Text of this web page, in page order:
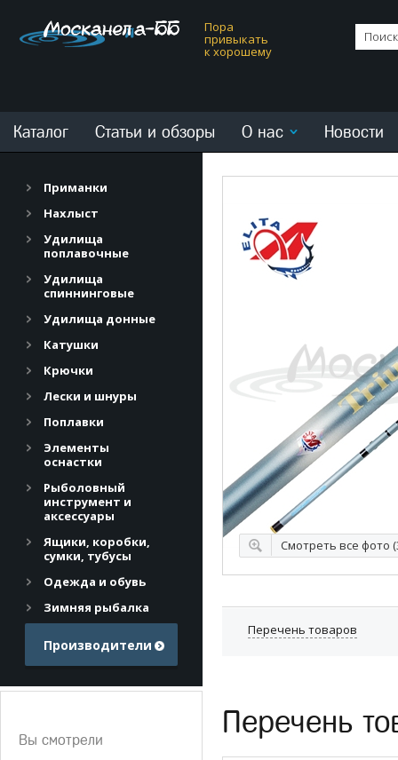
Пора
привыкать
к хорошему
Каталог Статьи и обзоры О нас Новости
Смотреть все фото
Смотреть все фото
Перечень товаров
Перечень
Приманки
Нахлыст
Удилища
поплавочные
Удилища
спиннинговые
Удилища донные
Катушки
Крючки
Лески и шнуры
Поплавки
Элементы
оснастки
Рыболовный
инструмент и
аксессуары
Ящики, коробки,
сумки, тубусы
Одежда и обувь
Зимняя рыбалка
Производители
Вы смотрели